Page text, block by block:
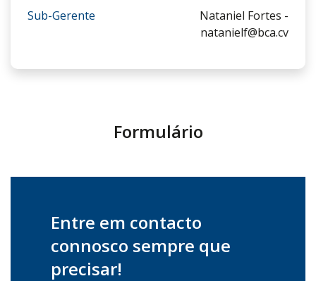
Sub-Gerente
Nataniel Fortes -
natanielf@bca.cv
Formulário
Entre em contacto
connosco sempre que
precisar!